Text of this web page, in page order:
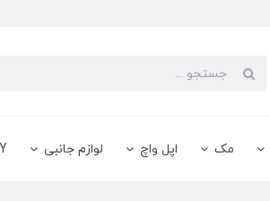
جستجو
مک اپل واچ لوازم جانبی